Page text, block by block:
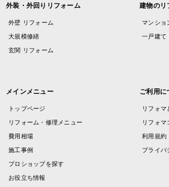
外装・外回りリフォーム
外壁 リフォーム
大規模修繕
玄関 リフォーム
建物のリ
マンショ
一戸建て
メインメニュー
トップページ
リフォーム・修理メニュー
費用相場
施工事例
プロショップを探す
お役立ち情報
ご利用に
リフォマ
リフォマ
利用規約
プライバ